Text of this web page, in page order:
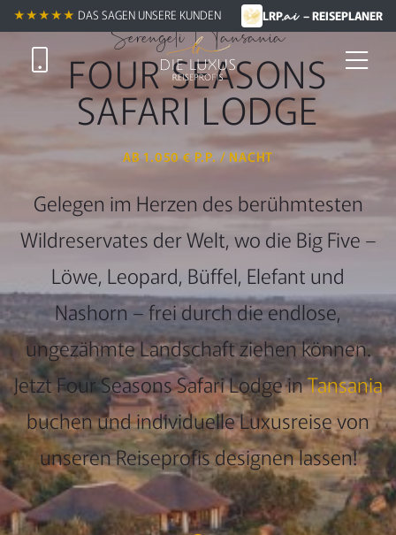
★★★★★ DAS SAGEN UNSERE KUNDEN LRP.ai – REISEPLANER
★★★★★
Serengeti | Tansania
FOUR SEASONS
SAFARI LODGE
AB 1.050 € P.P. / NACHT
Gelegen im Herzen des berühmtesten
Wildreservates der Welt, wo die Big Five –
Löwe, Leopard, Büffel, Elefant und
Nashorn – frei durch die endlose,
ungezähmte Landschaft ziehen können.
Jetzt Four Seasons Safari Lodge inTansania
buchen und individuelle Luxusreise von
unseren Reiseprofis designen lassen!